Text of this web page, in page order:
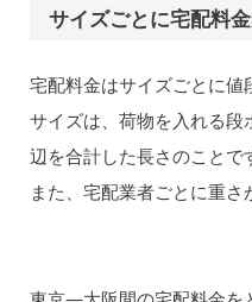
サイズごとに宅配料
宅配料金はサイズごとに値
サイズは、荷物を入れる
辺を合計した長さのことで
また、宅配業者ごとに重さ